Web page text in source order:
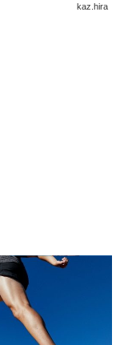
kaz.hira